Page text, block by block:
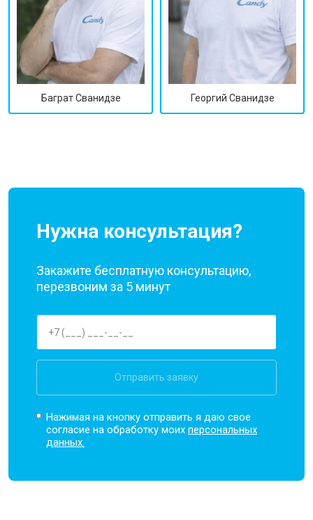
Баграт Сванидзе Георгий Сванидзе
Нужна консультация?
Закажите бесплатную консультацию,
перезвоним за 5 минут
Отправить заявку
Нажимая на кнопку отправить я даю свое
согласие на обработку моихперсональных
данных.